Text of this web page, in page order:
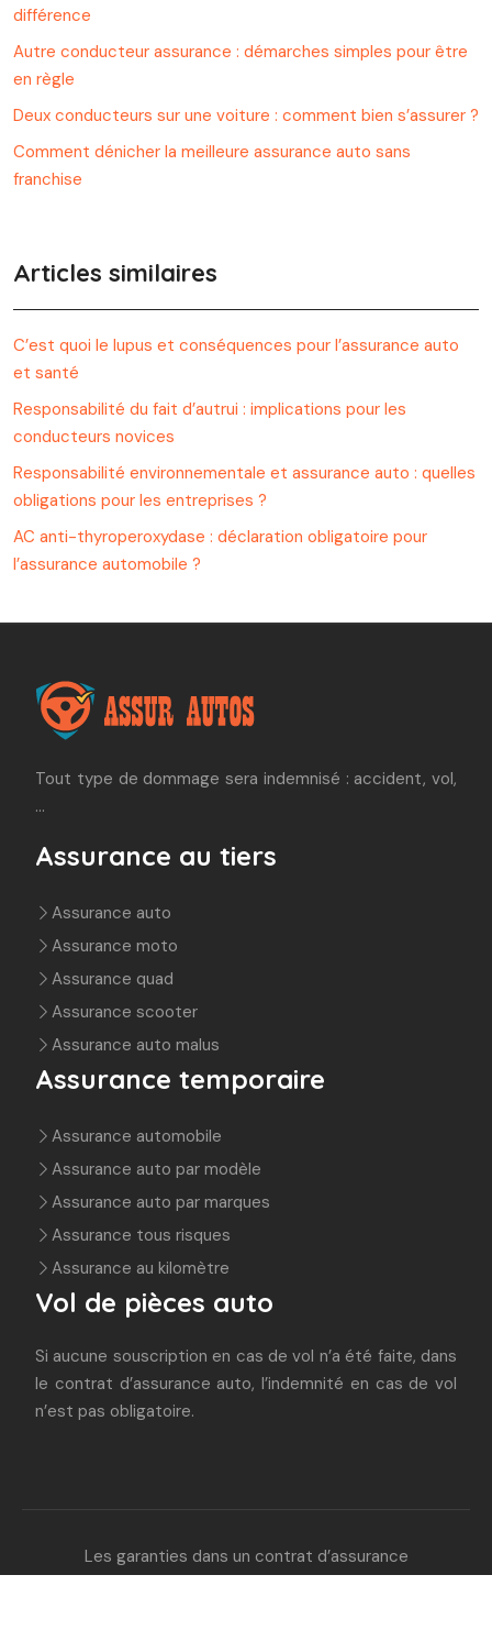
différence
Autre conducteur assurance : démarches simples pour être
en règle
Deux conducteurs sur une voiture : comment bien s’assurer ?
Comment dénicher la meilleure assurance auto sans
franchise
Articles similaires
C’est quoi le lupus et conséquences pour l’assurance auto
et santé
Responsabilité du fait d’autrui : implications pour les
conducteurs novices
Responsabilité environnementale et assurance auto : quelles
obligations pour les entreprises ?
AC anti-thyroperoxydase : déclaration obligatoire pour
l’assurance automobile ?
Tout type de dommage sera indemnisé : accident, vol,
…
Assurance au tiers
Assurance auto
Assurance moto
Assurance quad
Assurance scooter
Assurance auto malus
Assurance temporaire
Assurance automobile
Assurance auto par modèle
Assurance auto par marques
Assurance tous risques
Assurance au kilomètre
Vol de pièces auto
Si aucune souscription en cas de vol n’a été faite, dans
le contrat d’assurance auto, l’indemnité en cas de vol
n’est pas obligatoire.
Les garanties dans un contrat d’assurance